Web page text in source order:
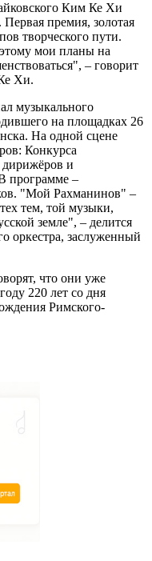
Ким Ке Хи
премия, золотая
творческого пути.
мои планы на
– говорит
Хи.
музыкального
на площадках 26
На одной сцене
Конкурса
дирижёров и
программе –
"Мой Рахманинов" –
тем, той музыки,
земле", – делится
оркестра, заслуженный
что они уже
220 лет со дня
Римского-